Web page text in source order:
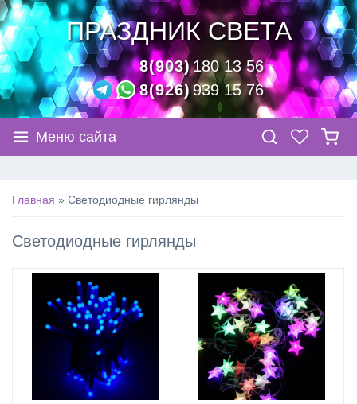
ПРАЗДНИК СВЕТА
8(903)180 13 56
8(926)939 15 76
Меню сайта
Главная » Светодиодные гирлянды
Светодиодные гирлянды